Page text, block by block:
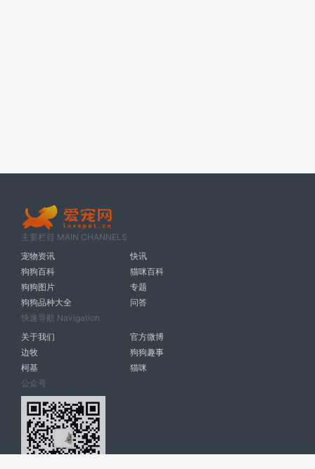
主要栏目 MAIN CHANNELS
宠物资讯
快讯
狗狗百科
猫咪百科
狗狗图片
专题
狗狗品种大全
问答
快速导航 Navigation
关于我们
官方微博
边牧
狗狗趣事
柯基
猫咪
公众号